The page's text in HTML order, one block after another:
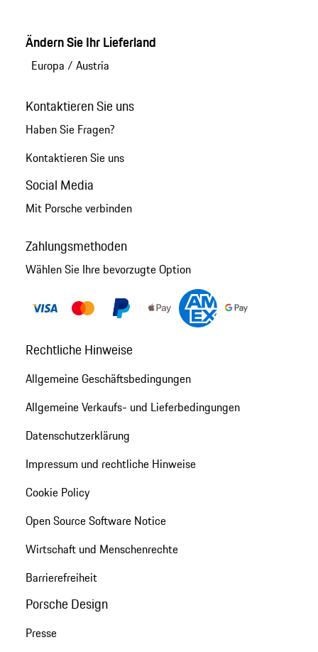
Ändern Sie Ihr Lieferland
Europa / Austria
Kontaktieren Sie uns
Haben Sie Fragen?
Kontaktieren Sie uns
Social Media
Mit Porsche verbinden
Zahlungsmethoden
Wählen Sie Ihre bevorzugte Option
Rechtliche Hinweise
Allgemeine Geschäftsbedingungen
Allgemeine Verkaufs- und Lieferbedingungen
Datenschutzerklärung
Impressum und rechtliche Hinweise
Cookie Policy
Open Source Software Notice
Wirtschaft und Menschenrechte
Barrierefreiheit
Porsche Design
Presse